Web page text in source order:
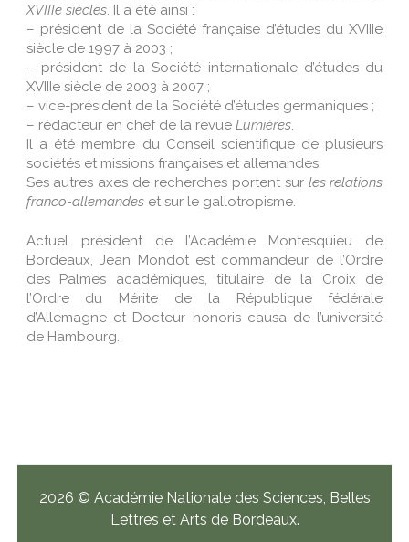
XVIIIe siècles. Il a été ainsi :
– président de la Société française d’études du XVIIIe
siècle de 1997 à 2003 ;
– président de la Société internationale d’études du
XVIIIe siècle de 2003 à 2007 ;
– vice-président de la Société d’études germaniques ;
– rédacteur en chef de la revue Lumières.
Il a été membre du Conseil scientifique de plusieurs
sociétés et missions françaises et allemandes.
Ses autres axes de recherches portent sur les relations
franco-allemandeset sur le gallotropisme.
Actuel président de l’Académie Montesquieu de
Bordeaux, Jean Mondot est commandeur de l’Ordre
des Palmes académiques, titulaire de la Croix de
l’Ordre du Mérite de la République fédérale
d’Allemagne et Docteur honoris causa de l’université
de Hambourg.
2026 © Académie Nationale des Sciences, Belles
Lettres et Arts de Bordeaux.